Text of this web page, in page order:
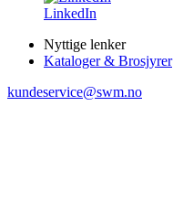
LinkedIn
Nyttige lenker
Kataloger & Brosjyrer
kundeservice@swm.no